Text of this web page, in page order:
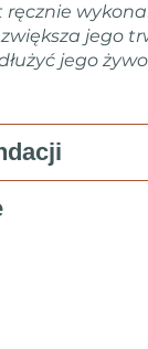
ręcznie
jego
jego